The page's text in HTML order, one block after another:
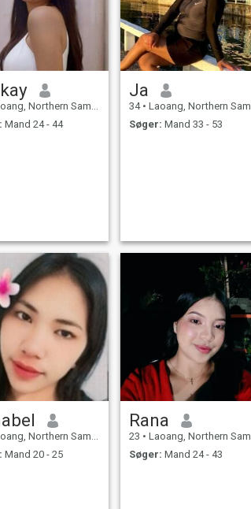
Northern Samar, Filippinerne
Mand 24 - 44
Ja
34 • Laoang, Northern Samar, Filippinerne
Søger: Mand 33 - 53
Northern Samar, Filippinerne
Mand 20 - 25
Rana
23 • Laoang, Northern Samar, Filippinerne
Søger: Mand 24 - 43